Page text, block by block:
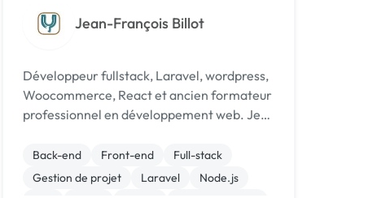
Jean-François Billot
Développeur fullstack, Laravel, wordpress,
Woocommerce, React et ancien formateur
professionnel en développement web. Je
qualifiantes et de vous former aux outils qui
vous sont livrés. Développement,
Back-end Front-end
Full-stack
Gestion de projet
Laravel
Node.js